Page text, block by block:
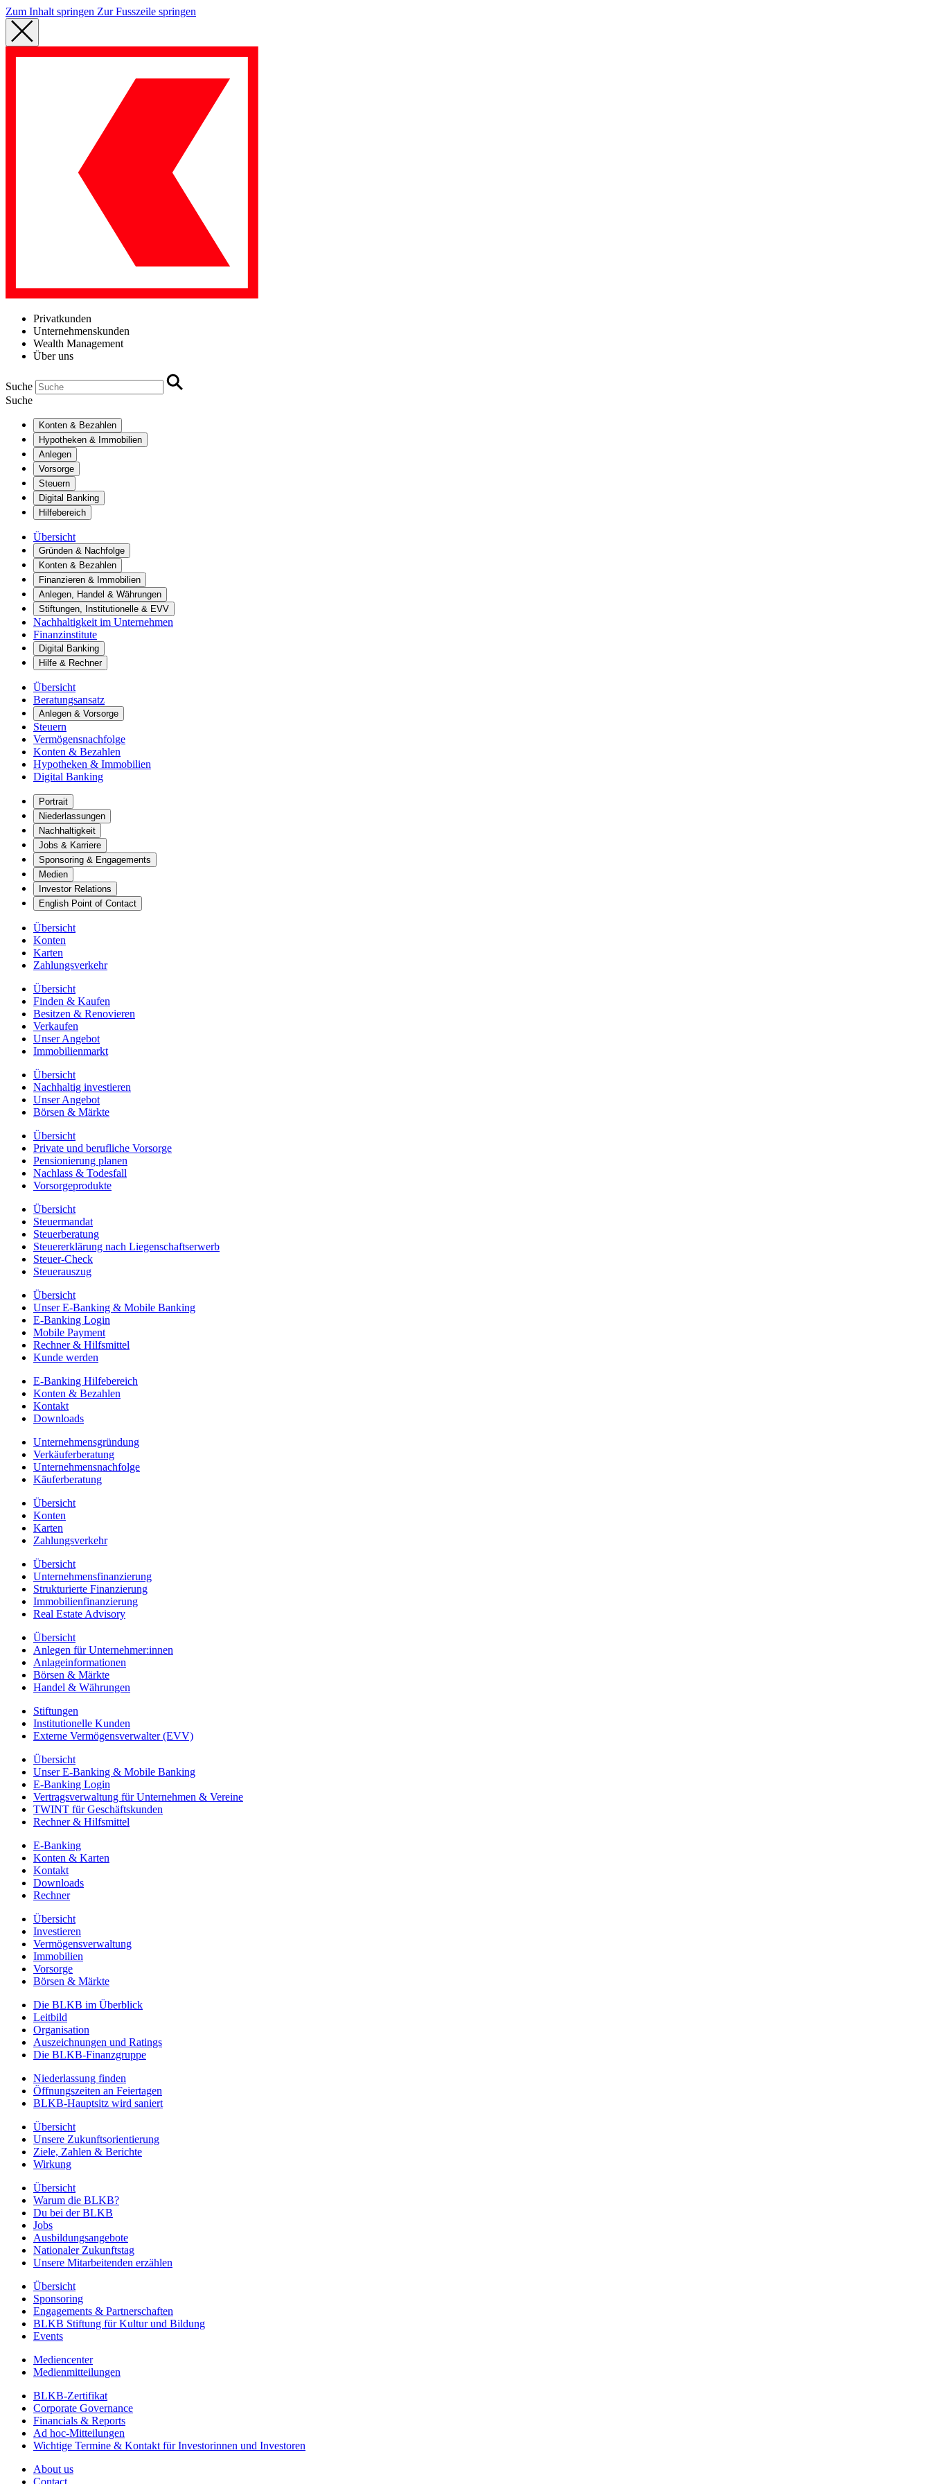
Zum Inhalt springen Zur Fusszeile springen
Privatkunden
Unternehmenskunden
Wealth Management
Über uns
Suche
Suche
Konten & Bezahlen
Hypotheken & Immobilien
Anlegen
Vorsorge
Steuern
Digital Banking
Hilfebereich
Übersicht
Gründen & Nachfolge
Konten & Bezahlen
Finanzieren & Immobilien
Anlegen, Handel & Währungen
Stiftungen, Institutionelle & EVV
Nachhaltigkeit im Unternehmen
Finanzinstitute
Digital Banking
Hilfe & Rechner
Übersicht
Beratungsansatz
Anlegen & Vorsorge
Steuern
Vermögensnachfolge
Konten & Bezahlen
Hypotheken & Immobilien
Digital Banking
Portrait
Niederlassungen
Nachhaltigkeit
Jobs & Karriere
Sponsoring & Engagements
Medien
Investor Relations
English Point of Contact
Übersicht
Konten
Karten
Zahlungsverkehr
Übersicht
Finden & Kaufen
Besitzen & Renovieren
Verkaufen
Unser Angebot
Immobilienmarkt
Übersicht
Nachhaltig investieren
Unser Angebot
Börsen & Märkte
Übersicht
Private und berufliche Vorsorge
Pensionierung planen
Nachlass & Todesfall
Vorsorgeprodukte
Übersicht
Steuermandat
Steuerberatung
Steuererklärung nach Liegenschaftserwerb
Steuer-Check
Steuerauszug
Übersicht
Unser E-Banking & Mobile Banking
E-Banking Login
Mobile Payment
Rechner & Hilfsmittel
Kunde werden
E-Banking Hilfebereich
Konten & Bezahlen
Kontakt
Downloads
Unternehmensgründung
Verkäuferberatung
Unternehmensnachfolge
Käuferberatung
Übersicht
Konten
Karten
Zahlungsverkehr
Übersicht
Unternehmensfinanzierung
Strukturierte Finanzierung
Immobilienfinanzierung
Real Estate Advisory
Übersicht
Anlegen für Unternehmer:innen
Anlageinformationen
Börsen & Märkte
Handel & Währungen
Stiftungen
Institutionelle Kunden
Externe Vermögensverwalter (EVV)
Übersicht
Unser E-Banking & Mobile Banking
E-Banking Login
Vertragsverwaltung für Unternehmen & Vereine
TWINT für Geschäftskunden
Rechner & Hilfsmittel
E-Banking
Konten & Karten
Kontakt
Downloads
Rechner
Übersicht
Investieren
Vermögensverwaltung
Immobilien
Vorsorge
Börsen & Märkte
Die BLKB im Überblick
Leitbild
Organisation
Auszeichnungen und Ratings
Die BLKB-Finanzgruppe
Niederlassung finden
Öffnungszeiten an Feiertagen
BLKB-Hauptsitz wird saniert
Übersicht
Unsere Zukunftsorientierung
Ziele, Zahlen & Berichte
Wirkung
Übersicht
Warum die BLKB?
Du bei der BLKB
Jobs
Ausbildungsangebote
Nationaler Zukunftstag
Unsere Mitarbeitenden erzählen
Übersicht
Sponsoring
Engagements & Partnerschaften
BLKB Stiftung für Kultur und Bildung
Events
Mediencenter
Medienmitteilungen
BLKB-Zertifikat
Corporate Governance
Financials & Reports
Ad hoc-Mitteilungen
Wichtige Termine & Kontakt für Investorinnen und Investoren
About us